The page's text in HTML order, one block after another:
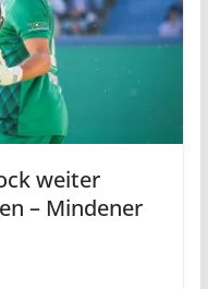
weiter
– Mindener